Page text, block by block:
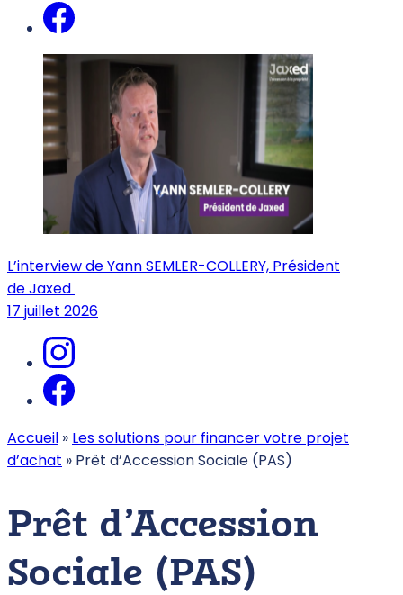
L’interview de Yann SEMLER-COLLERY, Président
de Jaxed
17 juillet 2026
Accueil » Les solutions pour financer votre projet
d’achat » Prêt d’Accession Sociale (PAS)
Prêt d’Accession
Sociale (PAS)